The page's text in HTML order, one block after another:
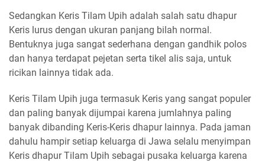
Sedangkan Keris Tilam Upih adalah salah satu dhapur
Keris lurus dengan ukuran panjang bilah normal.
Bentuknya juga sangat sederhana dengan gandhik polos
dan hanya terdapat pejetan serta tikel alis saja, untuk
ricikan lainnya tidak ada.
Keris Tilam Upih juga termasuk Keris yang sangat populer
dan paling banyak dijumpai karena jumlahnya paling
banyak dibanding Keris-Keris dhapur lainnya. Pada jaman
dahulu hampir setiap keluarga di Jawa selalu menyimpan
Keris dhapur Tilam Upih sebagai pusaka keluarga karena